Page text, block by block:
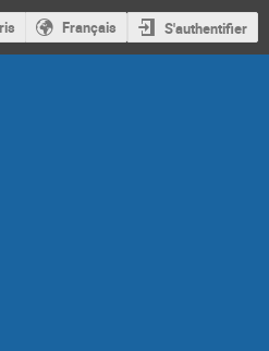
Français S'authentifier